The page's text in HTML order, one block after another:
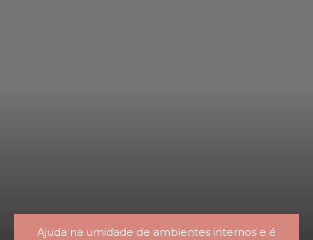
Ajuda na umidade de ambientes internos e é